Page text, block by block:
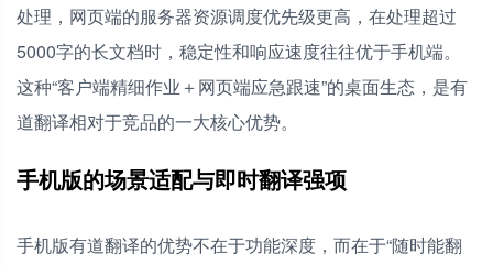
处理，网页端的服务器资源调度优先级更高，在处理超过
5000字的长文档时，稳定性和响应速度往往优于手机端。
这种“客户端精细作业＋网页端应急跟速”的桌面生态，是有
道翻译相对于竞品的一大核心优势。
手机版的场景适配与即时翻译强项
手机版有道翻译的优势不在于功能深度，而在于“随时能翻